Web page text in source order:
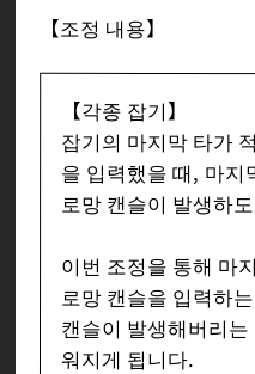
【조정 내용】
【각종 잡기】
잡기의 마지막 타가
을 입력했을 때, 마지
로망 캔슬이 발생하
이번 조정을 통해 마
로망 캔슬을 입력하
캔슬이 발생해버리
워지게 됩니다.